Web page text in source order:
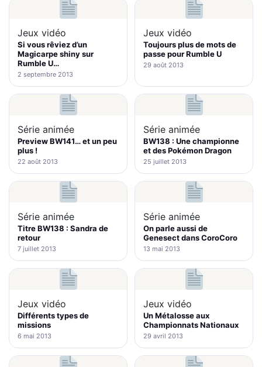
Jeux vidéo
Si vous rêviez d’un
Magicarpe shiny sur
Rumble U…
2 septembre 2013
Jeux vidéo
Toujours plus de mots de
passe pour Rumble U
29 août 2013
Série animée
Preview BW141… et un peu
plus !
22 août 2013
Série animée
BW138 : Une championne
et des Pokémon Dragon
25 juillet 2013
Série animée
Titre BW138 : Sandra de
retour
7 juillet 2013
Série animée
On parle aussi de
Genesect dans CoroCoro
13 mai 2013
Jeux vidéo
Différents types de
missions
6 mai 2013
Jeux vidéo
Un Métalosse aux
Championnats Nationaux
29 avril 2013